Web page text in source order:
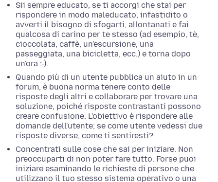
Sii sempre educato, se ti accorgi che stai per
rispondere in modo maleducato, infastidito o
avverti il bisogno di sfogarti, allontanati e fai
qualcosa di carino per te stesso (ad esempio, tè,
cioccolata, caffè, un'escursione, una
passeggiata, una bicicletta, ecc.) e torna dopo
un'ora :-).
Quando più di un utente pubblica un aiuto in un
forum, è buona norma tenere conto delle
risposte degli altri e collaborare per trovare una
soluzione, poiché risposte contrastanti possono
creare confusione. L'obiettivo è rispondere alle
domande dell'utente; se come utente vedessi due
risposte diverse, come ti sentiresti?
Concentrati sulle cose che sai per iniziare. Non
preoccuparti di non poter fare tutto. Forse puoi
iniziare esaminando le richieste di persone che
utilizzano il tuo stesso sistema operativo o una